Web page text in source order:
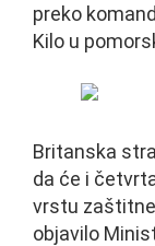
preko
Kilo u
Britanska
da će i
vrstu
objavilo